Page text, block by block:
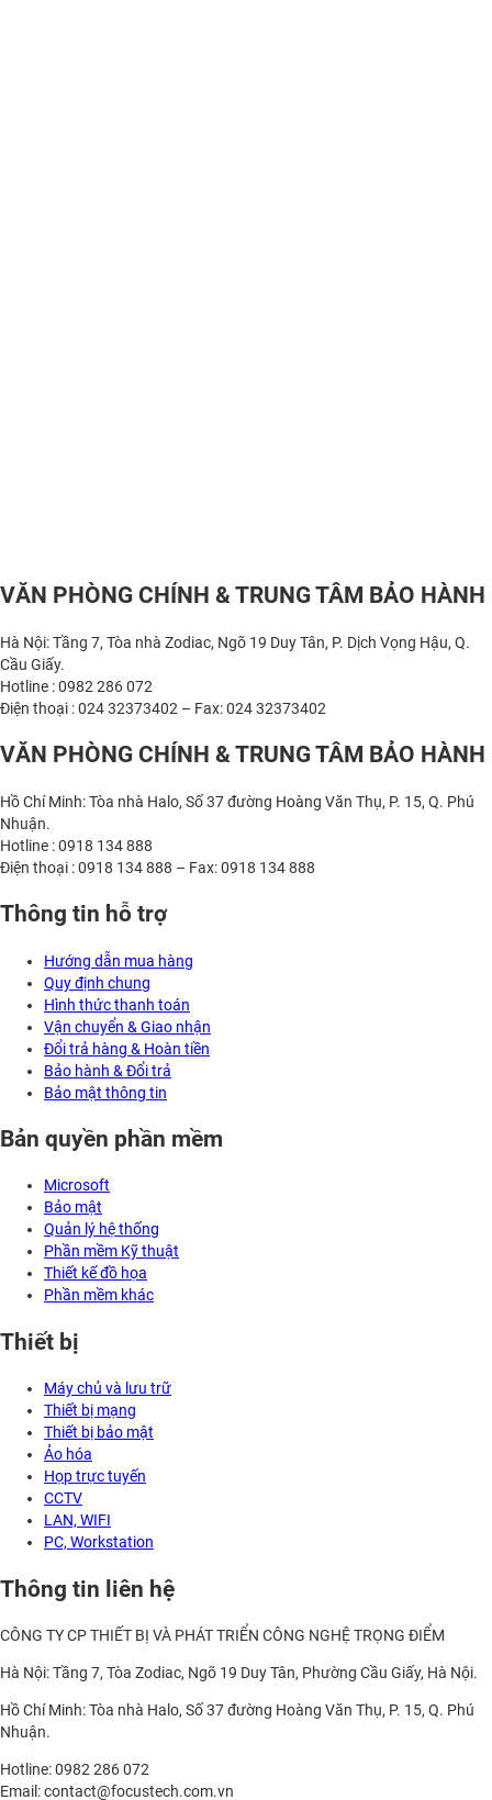
VĂN PHÒNG CHÍNH & TRUNG TÂM BẢO HÀNH
Hà Nội: Tầng 7, Tòa nhà Zodiac, Ngõ 19 Duy Tân, P. Dịch Vọng Hậu, Q.
Cầu Giấy.
Hotline : 0982 286 072
Điện thoại : 024 32373402 – Fax: 024 32373402
VĂN PHÒNG CHÍNH & TRUNG TÂM BẢO HÀNH
Hồ Chí Minh: Tòa nhà Halo, Số 37 đường Hoàng Văn Thụ, P. 15, Q. Phú
Nhuận.
Hotline : 0918 134 888
Điện thoại : 0918 134 888 – Fax: 0918 134 888
Thông tin hỗ trợ
Hướng dẫn mua hàng
Quy định chung
Hình thức thanh toán
Vận chuyển & Giao nhận
Đổi trả hàng & Hoàn tiền
Bảo hành & Đổi trả
Bảo mật thông tin
Bản quyền phần mềm
Microsoft
Bảo mật
Quản lý hệ thống
Phần mềm Kỹ thuật
Thiết kế đồ họa
Phần mềm khác
Thiết bị
Máy chủ và lưu trữ
Thiết bị mạng
Thiết bị bảo mật
Ảo hóa
Họp trực tuyến
CCTV
LAN, WIFI
PC, Workstation
Thông tin liên hệ
CÔNG TY CP THIẾT BỊ VÀ PHÁT TRIỂN CÔNG NGHỆ TRỌNG ĐIỂM
Hà Nội: Tầng 7, Tòa Zodiac, Ngõ 19 Duy Tân, Phường Cầu Giấy, Hà Nội.
Hồ Chí Minh: Tòa nhà Halo, Số 37 đường Hoàng Văn Thụ, P. 15, Q. Phú
Nhuận.
Hotline: 0982 286 072
Email: contact@focustech.com.vn